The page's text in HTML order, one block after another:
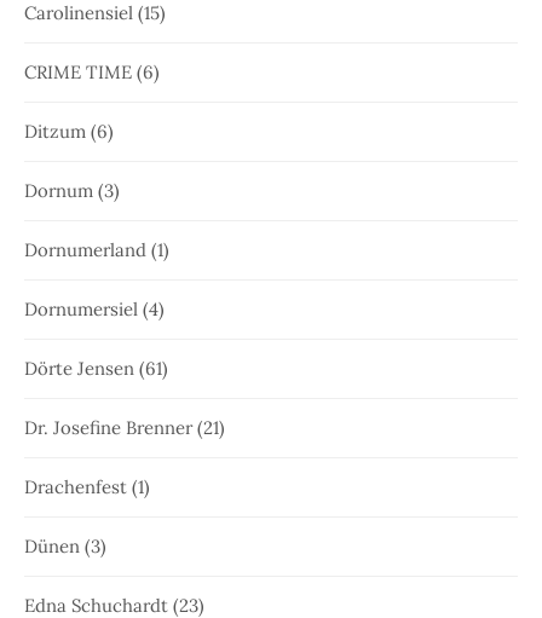
Carolinensiel (15)
CRIME TIME (6)
Ditzum (6)
Dornum (3)
Dornumerland (1)
Dornumersiel (4)
Dörte Jensen (61)
Dr. Josefine Brenner(21)
Drachenfest (1)
Dünen (3)
Edna Schuchardt (23)